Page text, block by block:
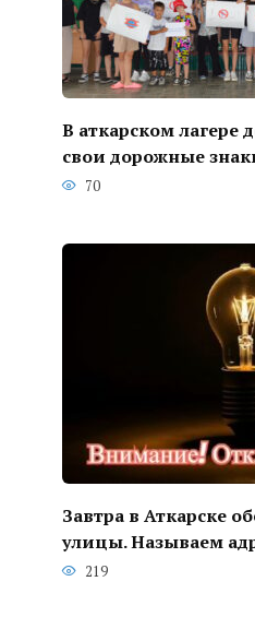
В аткарском лагере
свои дорожные
70
Завтра в Аткарске
улицы. Называем
219